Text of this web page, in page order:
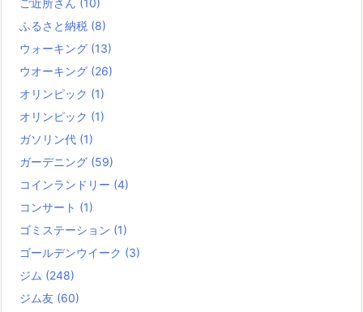
ふるさと納税 (8)
ウォーキング (13)
ウオーキング (26)
オリンピック (1)
オリンピック (1)
ガソリン代 (1)
ガーデニング (59)
コインランドリー (4)
コンサート (1)
ゴミステーション (1)
ゴールデンウイーク (3)
ジム (248)
ジム友 (60)